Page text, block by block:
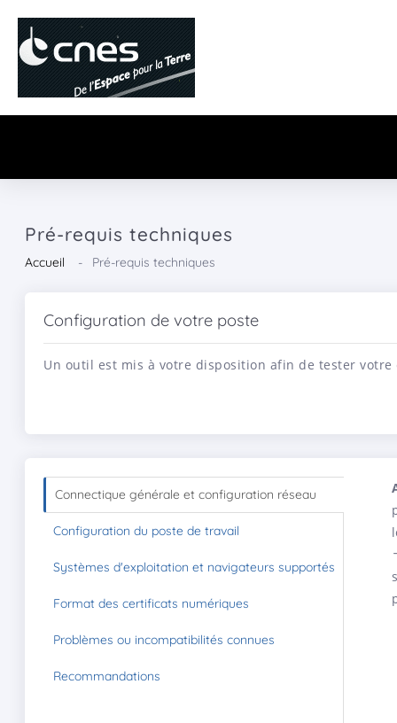
Pré-requis techniques
Accueil Pré-requis techniques
Configuration de votre poste
Un outil est mis à votre disposition afin de tester
Connectique générale et configuration réseau
Configuration du poste de travail
Systèmes d'exploitation et navigateurs supportés
Format des certificats numériques
Problèmes ou incompatibilités connues
Recommandations